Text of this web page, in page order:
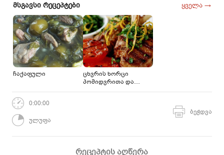
მსგავსი რეცეპტები ყველა →
ჩაქაფული
ცხვრის ხორცი
პომიდვრითა და
0:00:00
ულუფა
ბეჭდვა
რეცეპტის აღწერა